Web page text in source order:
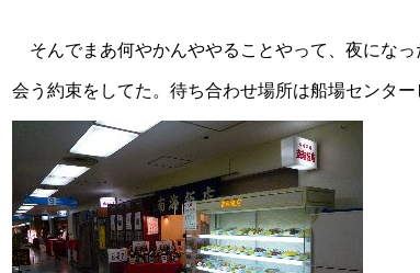
そんでまあ何やかんややることやって、夜にな
会う約束をしてた。待ち合わせ場所は船場センタ